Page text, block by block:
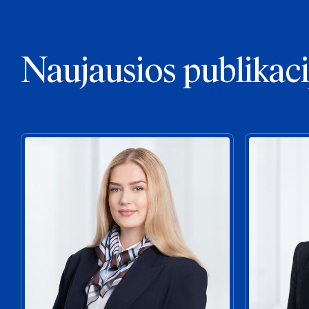
Naujausios